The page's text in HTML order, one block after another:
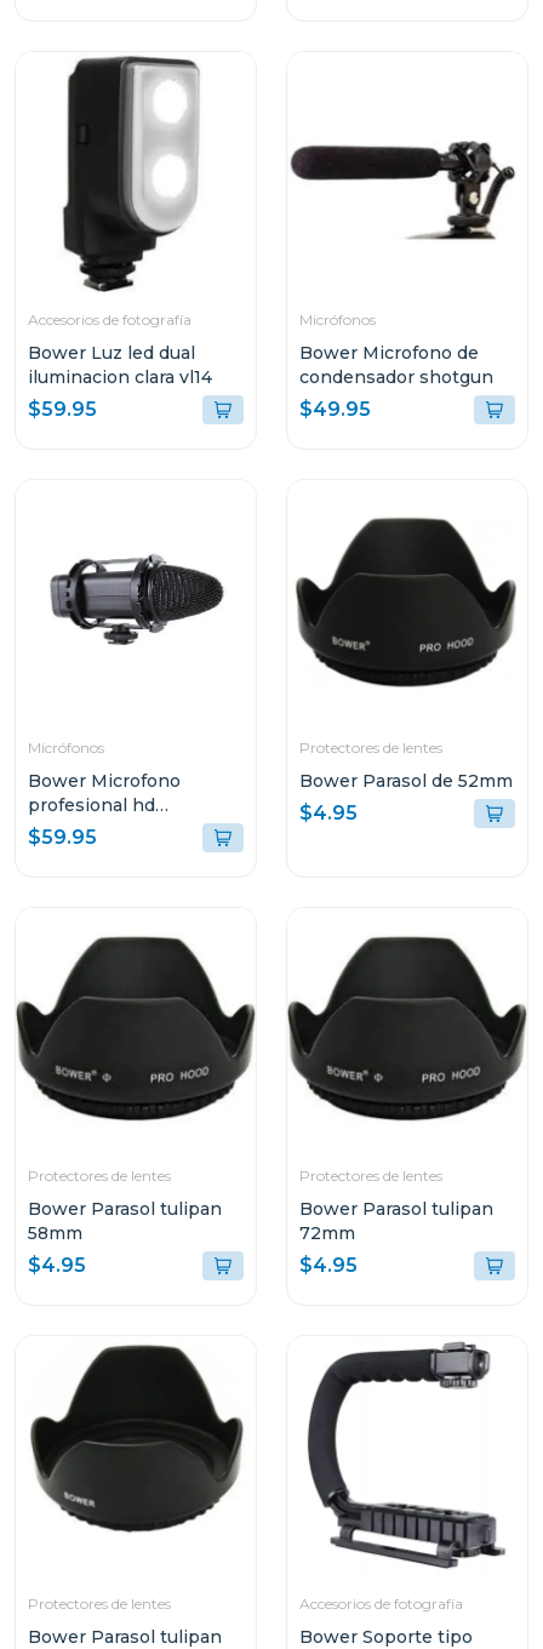
Accesorios de fotografía
Bower Luz led dual
iluminacion clara vl14
$59.95
Micrófonos
Bower Microfono de
condensador shotgun
$49.95
Micrófonos
Bower Microfono
profesional hd
broadcast
$59.95
Protectores de lentes
Bower Parasol de 52mm
$4.95
Protectores de lentes
Bower Parasol tulipan
58mm
$4.95
Protectores de lentes
Bower Parasol tulipan
72mm
$4.95
Protectores de lentes
Bower Parasol tulipan
Accesorios de fotografía
Bower Soporte tipo